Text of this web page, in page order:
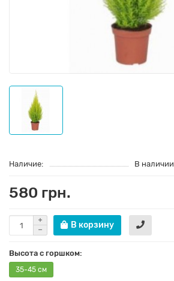
Наличие: В наличии
580 грн.
В корзину
Высота с горшком:
35-45 см